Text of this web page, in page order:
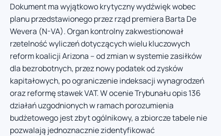
Dokument ma wyjątkowo krytyczny wydźwięk wobec
planu przedstawionego przez rząd premiera Barta De
Wevera (N-VA). Organ kontrolny zakwestionował
rzetelność wyliczeń dotyczących wielu kluczowych
reform koalicji Arizona – od zmian w systemie zasiłków
dla bezrobotnych, przez nowy podatek od zysków
kapitałowych, po ograniczenie indeksacji wynagrodzeń
oraz reformę stawek VAT. W ocenie Trybunału opis 136
działań uzgodnionych w ramach porozumienia
budżetowego jest zbyt ogólnikowy, a zbiorcze tabele nie
pozwalają jednoznacznie zidentyfikować